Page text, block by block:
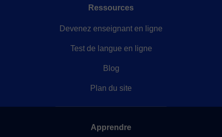
Ressources
Devenez enseignant en ligne
Test de langue en ligne
Blog
Plan du site
Apprendre